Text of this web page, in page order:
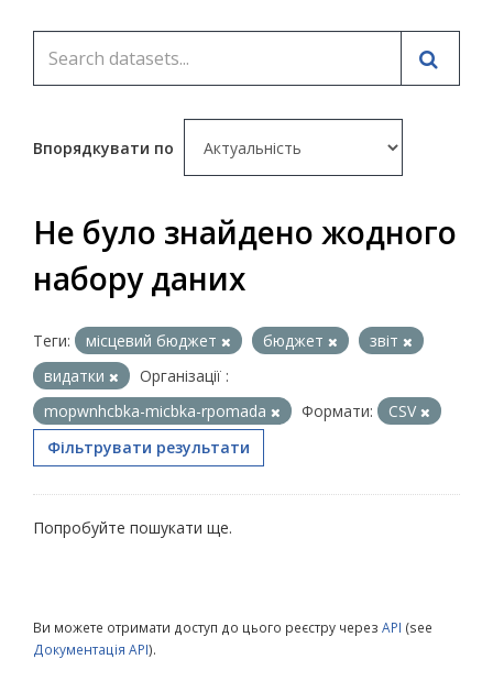
Впорядкувати по
Не було знайдено жодного
набору даних
Теги: місцевий бюджет бюджет
звіт
видатки
Організації :
mopwnhcbka-micbka-rpomada
Формати:
CSV
Фільтрувати результати
Попробуйте пошукати ще.
Ви можете отримати доступ до цього реєстру через API (see
Документація API).